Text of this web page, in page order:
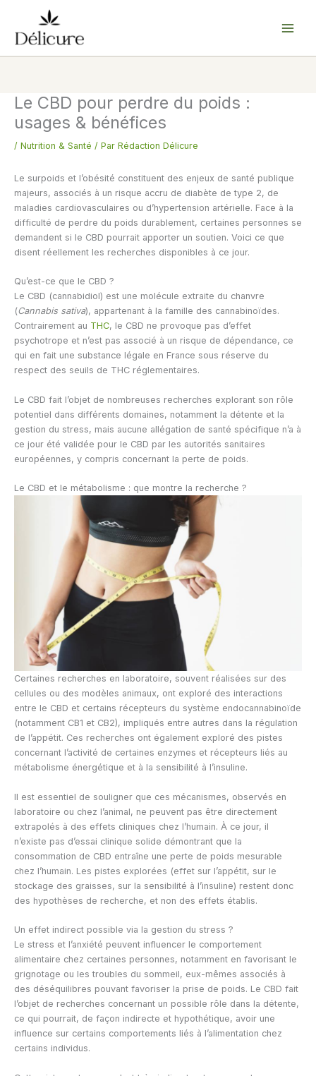
contenu
Le CBD pour perdre du poids :
usages & bénéfices
/ Nutrition & Santé / Par Rédaction Délicure
Le surpoids et l’obésité constituent des enjeux de santé publique
majeurs, associés à un risque accru de diabète de type 2, de
maladies cardiovasculaires ou d’hypertension artérielle. Face à la
difficulté de perdre du poids durablement, certaines personnes se
demandent si le CBD pourrait apporter un soutien. Voici ce que
disent réellement les recherches disponibles à ce jour.
Qu’est-ce que le CBD ?
Le CBD (cannabidiol) est une molécule extraite du chanvre
(Cannabis sativa), appartenant à la famille des cannabinoïdes.
Contrairement au THC, le CBD ne provoque pas d’effet
psychotrope et n’est pas associé à un risque de dépendance, ce
qui en fait une substance légale en France sous réserve du
respect des seuils de THC réglementaires.
Le CBD fait l’objet de nombreuses recherches explorant son rôle
potentiel dans différents domaines, notamment la détente et la
gestion du stress, mais aucune allégation de santé spécifique n’a à
ce jour été validée pour le CBD par les autorités sanitaires
européennes, y compris concernant la perte de poids.
Le CBD et le métabolisme : que montre la recherche ?
Certaines recherches en laboratoire, souvent réalisées sur des
cellules ou des modèles animaux, ont exploré des interactions
entre le CBD et certains récepteurs du système endocannabinoïde
(notamment CB1 et CB2), impliqués entre autres dans la régulation
de l’appétit. Ces recherches ont également exploré des pistes
concernant l’activité de certaines enzymes et récepteurs liés au
métabolisme énergétique et à la sensibilité à l’insuline.
Il est essentiel de souligner que ces mécanismes, observés en
laboratoire ou chez l’animal, ne peuvent pas être directement
extrapolés à des effets cliniques chez l’humain. À ce jour, il
n’existe pas d’essai clinique solide démontrant que la
consommation de CBD entraîne une perte de poids mesurable
chez l’humain. Les pistes explorées (effet sur l’appétit, sur le
stockage des graisses, sur la sensibilité à l’insuline) restent donc
des hypothèses de recherche, et non des effets établis.
Un effet indirect possible via la gestion du stress ?
Le stress et l’anxiété peuvent influencer le comportement
alimentaire chez certaines personnes, notamment en favorisant le
grignotage ou les troubles du sommeil, eux-mêmes associés à
des déséquilibres pouvant favoriser la prise de poids. Le CBD fait
l’objet de recherches concernant un possible rôle dans la détente,
ce qui pourrait, de façon indirecte et hypothétique, avoir une
influence sur certains comportements liés à l’alimentation chez
certains individus.